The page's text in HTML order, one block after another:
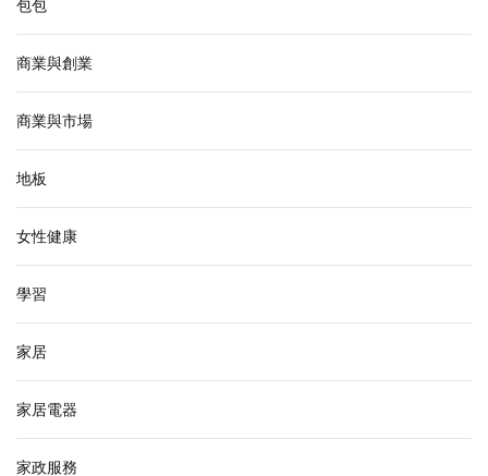
包包
商業與創業
商業與市場
地板
女性健康
學習
家居
家居電器
家政服務